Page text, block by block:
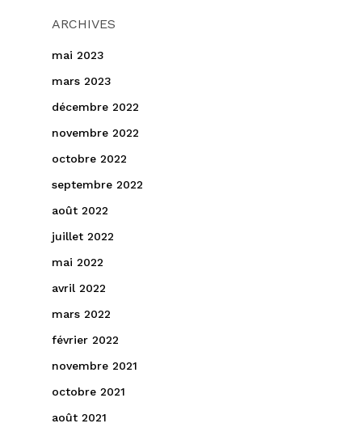
ARCHIVES
mai 2023
mars 2023
décembre 2022
novembre 2022
octobre 2022
septembre 2022
août 2022
juillet 2022
mai 2022
avril 2022
mars 2022
février 2022
novembre 2021
octobre 2021
août 2021